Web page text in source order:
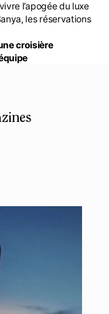
l’apogée du luxe
les réservations
croisière